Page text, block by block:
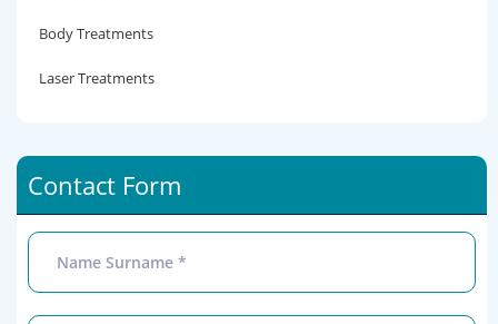
Body Treatments
Laser Treatments
Contact Form